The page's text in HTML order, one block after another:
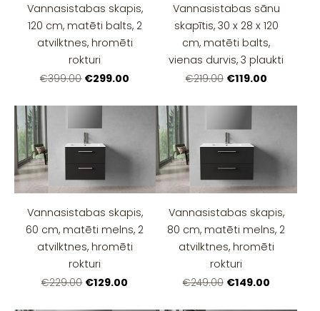
Vannasistabas skapis,
120 cm, matēti balts, 2
atvilktnes, hromēti
rokturi
€399.00 €299.00
Vannasistabas sānu
skapītis, 30 x 28 x 120
cm, matēti balts,
vienas durvis, 3 plaukti
€219.00 €119.00
Vannasistabas skapis,
60 cm, matēti melns, 2
atvilktnes, hromēti
rokturi
€229.00 €129.00
Vannasistabas skapis,
80 cm, matēti melns, 2
atvilktnes, hromēti
rokturi
€249.00 €149.00